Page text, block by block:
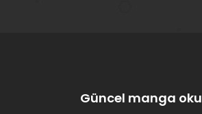
Güncel manga oku